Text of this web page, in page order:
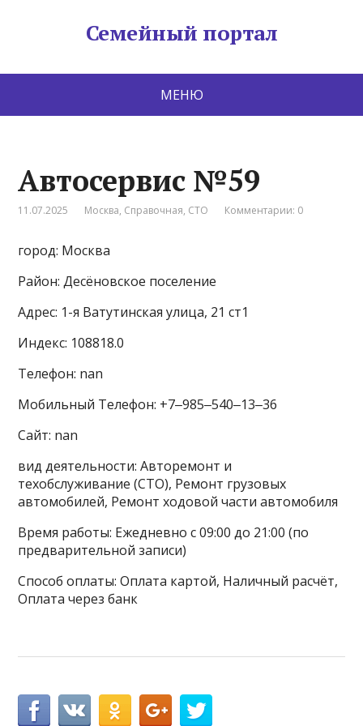
Семейный портал
МЕНЮ
Автосервис №59
11.07.2025 Москва, Справочная, СТО Комментарии: 0
город: Москва
Район: Десёновское поселение
Адрес: 1-я Ватутинская улица, 21 ст1
Индекс: 108818.0
Телефон: nan
Мобильный Телефон: +7‒985‒540‒13‒36
Сайт: nan
вид деятельности: Авторемонт и
техобслуживание (СТО), Ремонт грузовых
автомобилей, Ремонт ходовой части автомобиля
Время работы: Ежедневно с 09:00 до 21:00 (по
предварительной записи)
Способ оплаты: Оплата картой, Наличный расчёт,
Оплата через банк